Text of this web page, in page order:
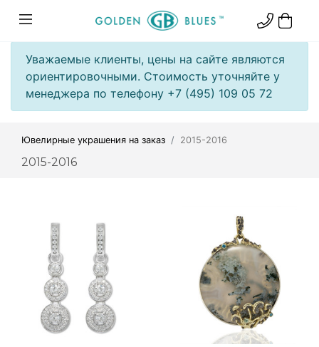
Уважаемые клиенты, цены на сайте являются
ориентировочными. Стоимость уточняйте у
менеджера по телефону +7 (495) 109 05 72
Ювелирные украшения на заказ 2015-2016
2015-2016